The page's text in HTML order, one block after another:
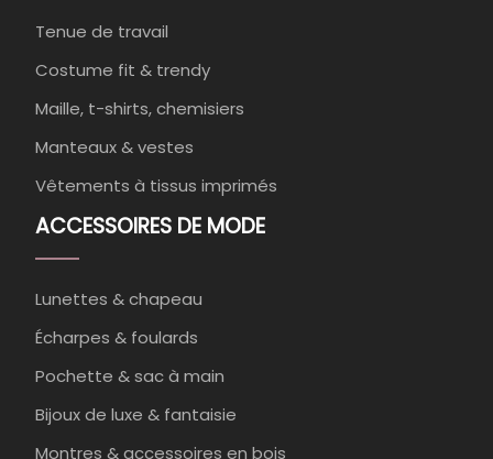
Tenue de travail
Costume fit & trendy
Maille, t-shirts, chemisiers
Manteaux & vestes
Vêtements à tissus imprimés
ACCESSOIRES DE MODE
Lunettes & chapeau
Écharpes & foulards
Pochette & sac à main
Bijoux de luxe & fantaisie
Montres & accessoires en bois